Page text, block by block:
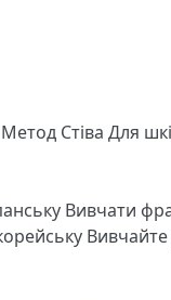
Метод Стіва Для
Вивчати
Вивчайте